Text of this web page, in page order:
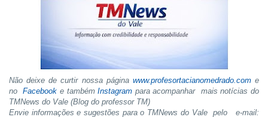
Não deixe de curtir nossa página www.profesortacianomedrado.come
noFacebook e tambémInstagram para acompanhar mais notícias do
TMNews do Vale (Blog do professor TM)
Envie informações e sugestões para o TMNews do Vale pelo e-mail: